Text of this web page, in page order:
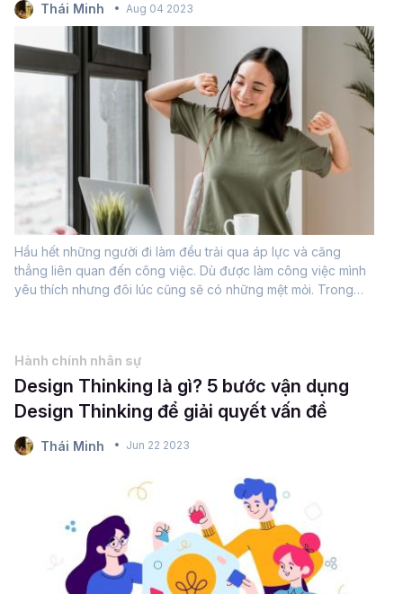
Thái Minh Aug 04 2023
Hầu hết những người đi làm đều trải qua áp lực và căng
thẳng liên quan đến công việc. Dù được làm công việc mình
yêu thích nhưng đôi lúc cũng sẽ có những mệt mỏi. Trong
Hành chính nhân sự
Design Thinking là gì? 5 bước vận dụng
Design Thinking để giải quyết vấn đề
Thái Minh Jun 22 2023